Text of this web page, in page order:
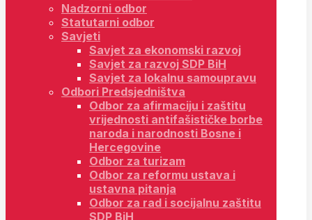
Nadzorni odbor
Statutarni odbor
Savjeti
Savjet za ekonomski razvoj
Savjet za razvoj SDP BiH
Savjet za lokalnu samoupravu
Odbori Predsjedništva
Odbor za afirmaciju i zaštitu
vrijednosti antifašističke borbe
naroda i narodnosti Bosne i
Hercegovine
Odbor za turizam
Odbor za reformu ustava i
ustavna pitanja
Odbor za rad i socijalnu zaštitu
SDP BiH